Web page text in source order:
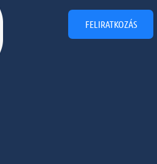
FELIRATKOZÁS